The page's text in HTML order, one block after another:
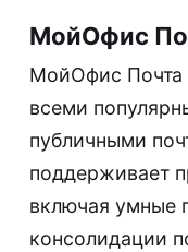
МойОфис
МойОфис Почта
всеми
публичными
поддерживает
включая умные
консолидации